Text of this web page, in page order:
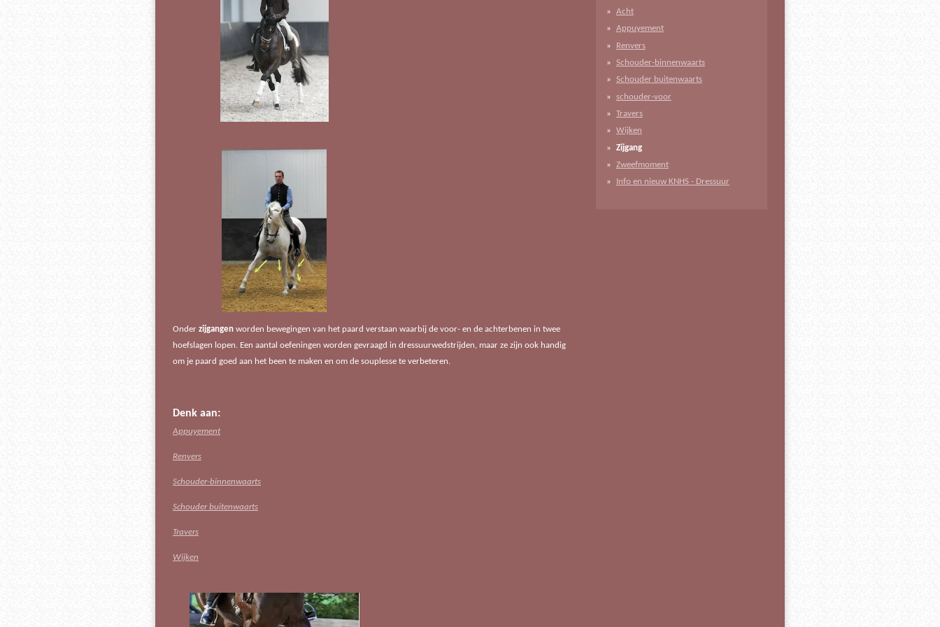
Onder zijgangen worden bewegingen van het paard verstaan waarbij de voor- en de achterbenen in twee
hoefslagen lopen. Een aantal oefeningen worden gevraagd in dressuurwedstrijden, maar ze zijn ook handig
om je paard goed aan het been te maken en om de souplesse te verbeteren.
Denk aan:
Appuyement
Renvers
Schouder-binnenwaarts
Schouder buitenwaarts
Travers
Wijken
Acht
Appuyement
Renvers
Schouder-binnenwaarts
Schouder buitenwaarts
schouder-voor
Travers
Wijken
Zijgang
Zweefmoment
Info en nieuw KNHS - Dressuur